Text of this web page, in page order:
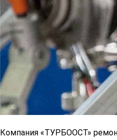
Компания «ТУРБООСТ»